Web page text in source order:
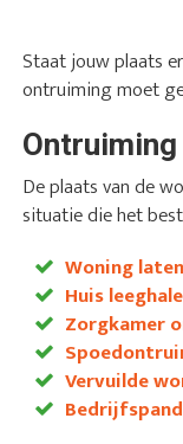
Staat jouw plaats
ontruiming moet
De plaats van de
situatie die het
Woning
Huis
Zorgkamer
Vervuilde
Bedrijfspand